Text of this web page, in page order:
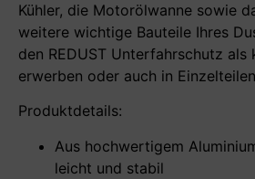
Kühler, die Motorölwanne sowie
weitere wichtige Bauteile Ihres
den REDUST Unterfahrschutz
erwerben oder auch in
Produktdetails:
Aus hochwertigem
leicht und stabil